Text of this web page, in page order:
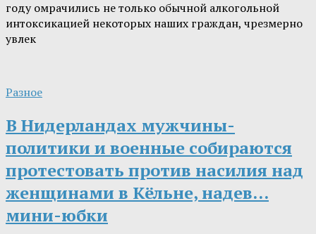
году омрачились не только обычной алкогольной
интоксикацией некоторых наших граждан, чрезмерно
увлек
Разное
В Нидерландах мужчины-
политики и военные собираются
протестовать против насилия над
женщинами в Кёльне, надев…
мини-юбки